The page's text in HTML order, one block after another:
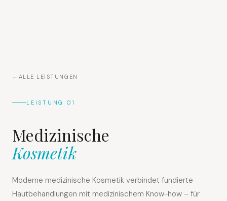
ALLE LEISTUNGEN
LEISTUNG 01
Medizinische
Kosmetik
Moderne medizinische Kosmetik verbindet fundierte
Hautbehandlungen mit medizinischem Know-how – für